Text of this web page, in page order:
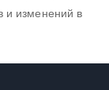
и изменений в